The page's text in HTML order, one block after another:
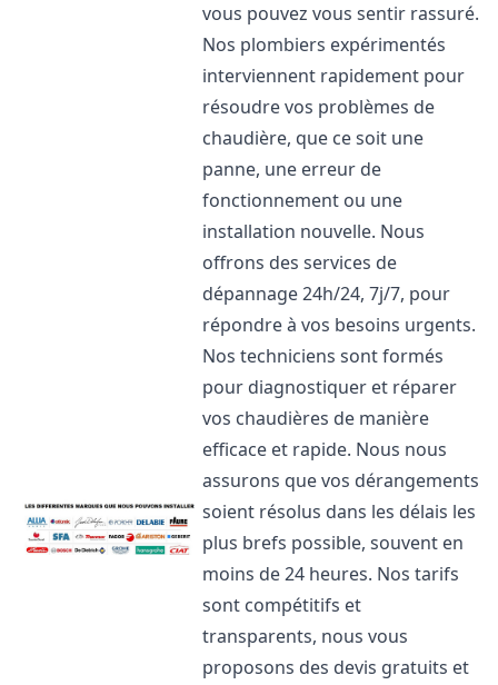
vous pouvez vous sentir rassuré.
Nos plombiers expérimentés
interviennent rapidement pour
résoudre vos problèmes de
chaudière, que ce soit une
panne, une erreur de
fonctionnement ou une
installation nouvelle. Nous
offrons des services de
dépannage 24h/24, 7j/7, pour
répondre à vos besoins urgents.
Nos techniciens sont formés
pour diagnostiquer et réparer
vos chaudières de manière
efficace et rapide. Nous nous
assurons que vos dérangements
soient résolus dans les délais les
plus brefs possible, souvent en
moins de 24 heures. Nos tarifs
sont compétitifs et
transparents, nous vous
proposons des devis gratuits et